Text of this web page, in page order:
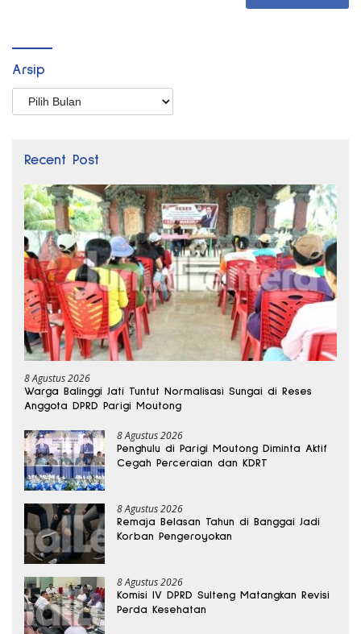
Arsip
Arsip
Recent Post
8 Agustus 2026
Warga Balinggi Jati Tuntut Normalisasi Sungai di Reses
Anggota DPRD Parigi Moutong
8 Agustus 2026
Penghulu di Parigi Moutong Diminta Aktif
Cegah Perceraian dan KDRT
8 Agustus 2026
Remaja Belasan Tahun di Banggai Jadi
Korban Pengeroyokan
8 Agustus 2026
Komisi IV DPRD Sulteng Matangkan Revisi
Perda Kesehatan